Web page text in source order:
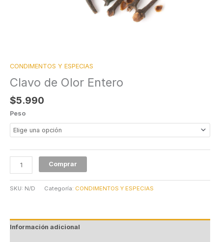
CONDIMENTOS Y ESPECIAS
Clavo de Olor Entero
$5.990
Peso
Comprar
SKU: N/D Categoría: CONDIMENTOS Y ESPECIAS
Información adicional